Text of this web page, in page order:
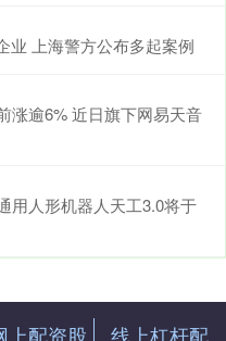
业 上海警方公布多起案例
涨逾6% 近日旗下网易天音
用人形机器人天工3.0将于
上配资股 线上杠杆配